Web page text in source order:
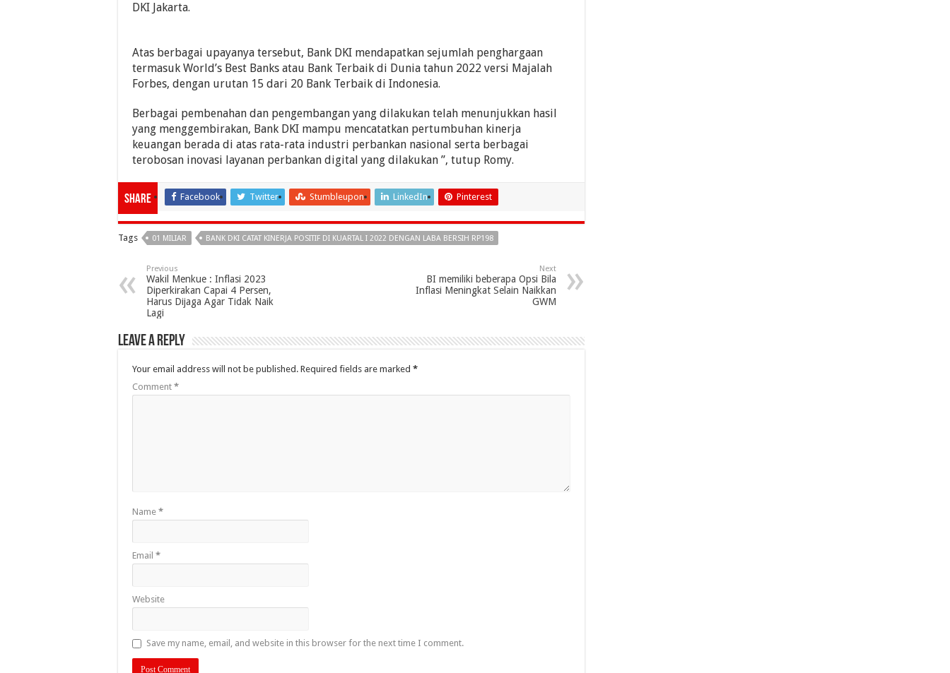
DKI Jakarta.
Atas berbagai upayanya tersebut, Bank DKI mendapatkan sejumlah penghargaan
termasuk World’s Best Banks atau Bank Terbaik di Dunia tahun 2022 versi Majalah
Forbes, dengan urutan 15 dari 20 Bank Terbaik di Indonesia.
Berbagai pembenahan dan pengembangan yang dilakukan telah menunjukkan hasil
yang menggembirakan, Bank DKI mampu mencatatkan pertumbuhan kinerja
keuangan berada di atas rata-rata industri perbankan nasional serta berbagai
terobosan inovasi layanan perbankan digital yang dilakukan ”, tutup Romy.
Share Facebook Twitter Stumbleupon LinkedIn Pinterest
Tags 01 MILIAR BANK DKI CATAT KINERJA POSITIF DI KUARTAL I 2022 DENGAN LABA BERSIH RP198
Previous
Wakil Menkue : Inflasi 2023
Diperkirakan Capai 4 Persen,
Harus Dijaga Agar Tidak Naik
Lagi
Next
BI memiliki beberapa Opsi Bila
Inflasi Meningkat Selain Naikkan
GWM
Leave a Reply
Your email address will not be published. Required fields are marked *
Comment *
Name *
Email *
Website
Save my name, email, and website in this browser for the next time I comment.